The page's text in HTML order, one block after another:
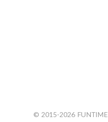
© 2015-2026 FUNTIME